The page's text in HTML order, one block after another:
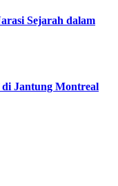
Sejarah dalam
Jantung Montreal